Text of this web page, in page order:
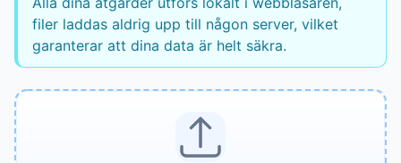
filer laddas aldrig upp till någon server, vilket
garanterar att dina data är helt säkra.